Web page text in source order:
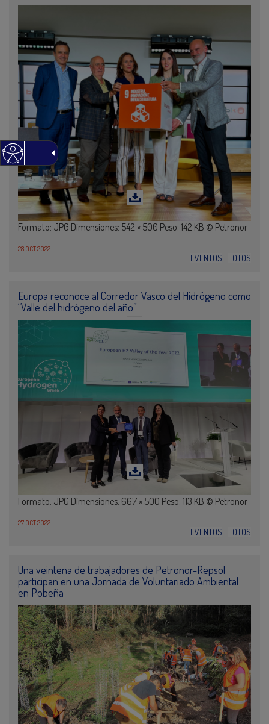
Formato: JPG Dimensiones: 542 × 500 Peso: 142 KB © Petronor
28 OCT 2022
EVENTOS FOTOS
Europa reconoce al Corredor Vasco del Hidrógeno como
“Valle del hidrógeno del año”
Formato: JPG Dimensiones: 667 × 500 Peso: 113 KB © Petronor
27 OCT 2022
EVENTOS FOTOS
Una veintena de trabajadores de Petronor-Repsol
participan en una Jornada de Voluntariado Ambiental
en Pobeña